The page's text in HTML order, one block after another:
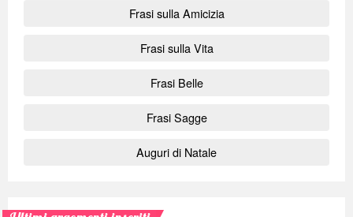
Frasi sulla Amicizia
Frasi sulla Vita
Frasi Belle
Frasi Sagge
Auguri di Natale